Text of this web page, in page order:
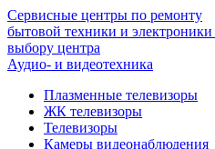
Сервисные центры по ремонту
бытовой техники и электроники
выбору центра
Аудио- и видеотехника
Плазменные телевизоры
ЖК телевизоры
Телевизоры
Камеры видеонаблюдения